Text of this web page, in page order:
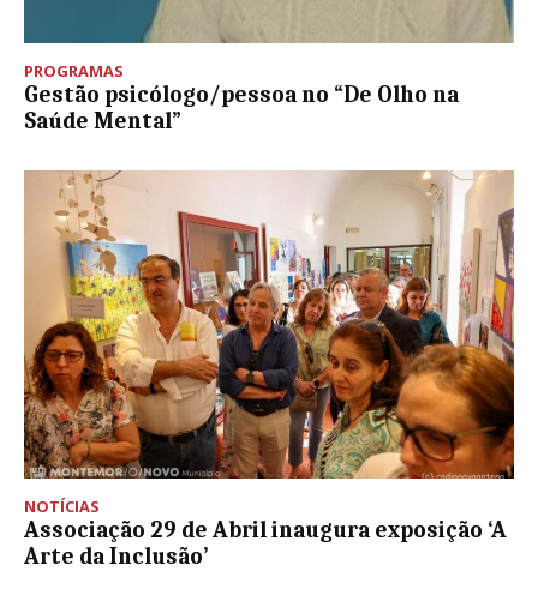
PROGRAMAS
Gestão psicólogo/pessoa no “De Olho na
Saúde Mental”
NOTÍCIAS
Associação 29 de Abril inaugura exposição ‘A
Arte da Inclusão’